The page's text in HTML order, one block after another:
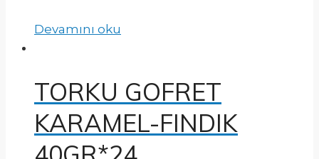
Devamını oku
TORKU GOFRET
KARAMEL-FINDIK